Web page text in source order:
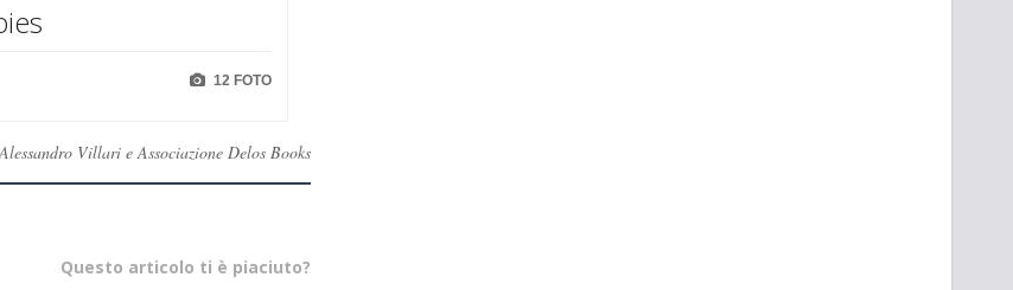
12 FOTO
Villari e Associazione Delos Books
Questo articolo ti è piaciuto?